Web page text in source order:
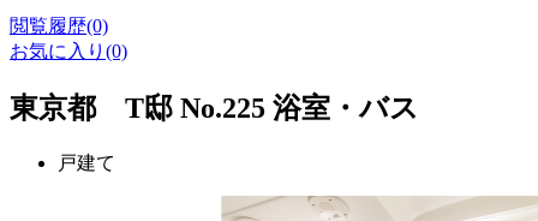
閲覧履歴(0)
お気に入り(0)
東京都 T邸 No.225 浴室・バス
戸建て